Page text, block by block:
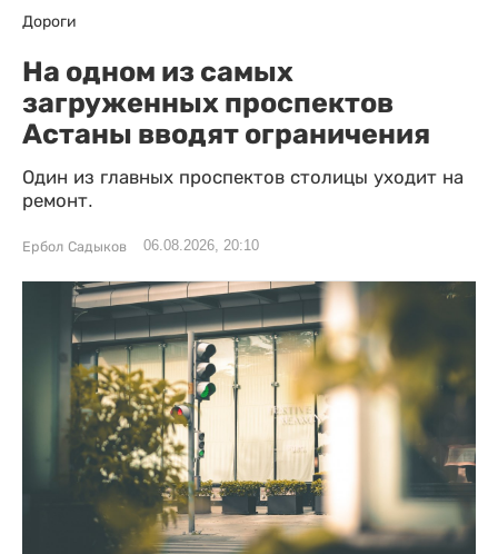
Дороги
На одном из самых
загруженных проспектов
Астаны вводят ограничения
Один из главных проспектов столицы уходит на
ремонт.
Ербол Садыков 06.08.2026, 20:10